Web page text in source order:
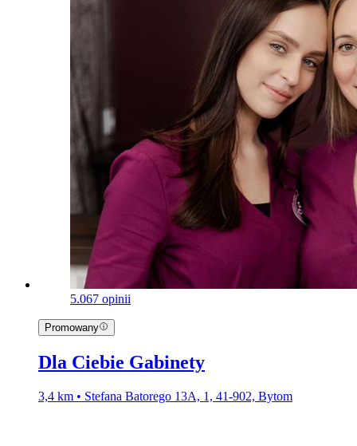
5.067 opinii
Promowany
Dla Ciebie Gabinety
3,4 km • Stefana Batorego 13A, 1, 41-902, Bytom